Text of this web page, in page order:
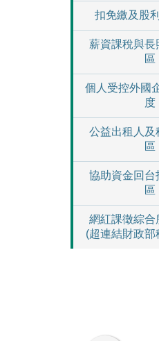
扣免繳及股
薪資課稅與長
區
個人受控外國
度
公益出租人及
區
協助資金回台
區
網紅課徵綜合
(超連結財政部